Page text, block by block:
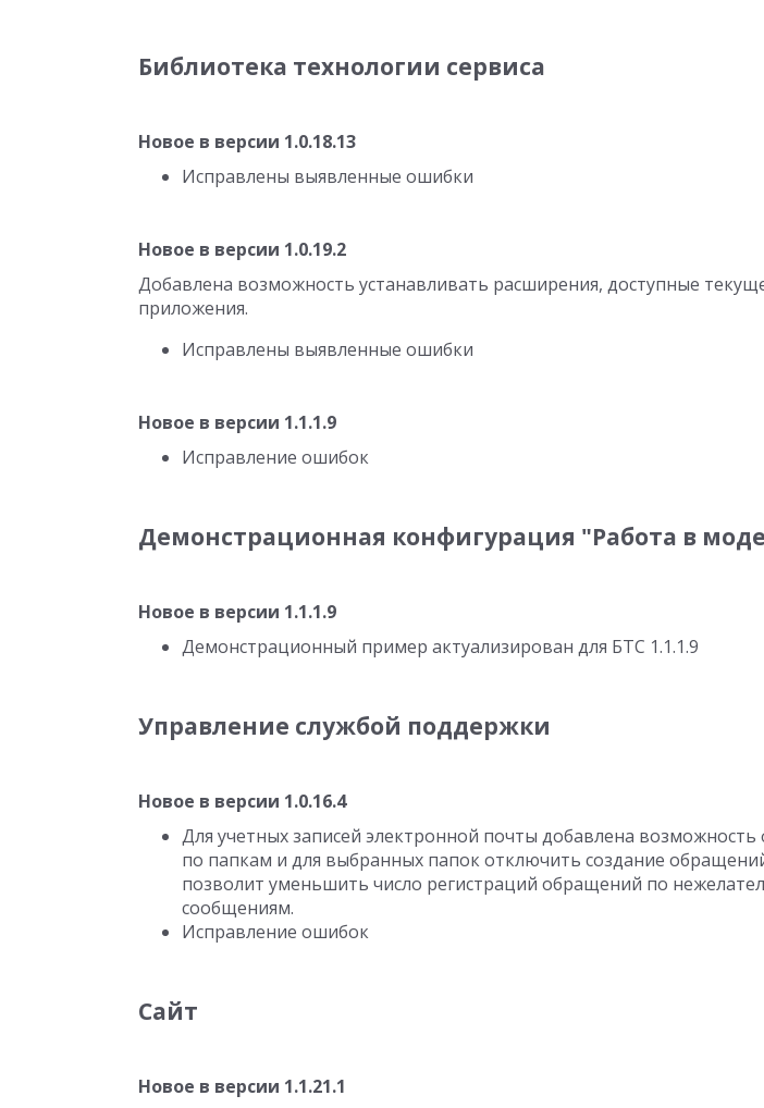
Библиотека технологии сервиса
Новое в версии 1.0.18.13
Исправлены выявленные ошибки
Новое в версии 1.0.19.2
Добавлена возможность устанавливать расширения, доступные
приложения.
Исправлены выявленные ошибки
Новое в версии 1.1.1.9
Исправление ошибок
Демонстрационная конфигурация "Работа в
Новое в версии 1.1.1.9
Демонстрационный пример актуализирован для БТС 1.1.1.9
Управление службой поддержки
Новое в версии 1.0.16.4
Для учетных записей электронной почты добавлена
по папкам и для выбранных папок отключить создание
позволит уменьшить число регистраций обращений по
сообщениям.
Исправление ошибок
Сайт
Новое в версии 1.1.21.1